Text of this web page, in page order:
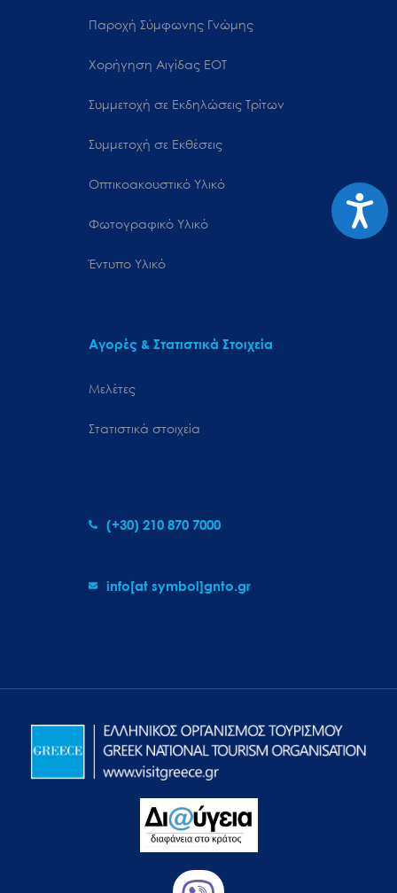
Παροχή Σύμφωνης Γνώμης
Χορήγηση Αιγίδας ΕΟΤ
Συμμετοχή σε Εκδηλώσεις Τρίτων
Συμμετοχή σε Εκθέσεις
Οπτικοακουστικό Υλικό
Φωτογραφικό Υλικό
Έντυπο Υλικό
Αγορές & Στατιστικά Στοιχεία
Μελέτες
Στατιστικά στοιχεία
(+30) 210 870 7000
info[at symbol]gnto.gr